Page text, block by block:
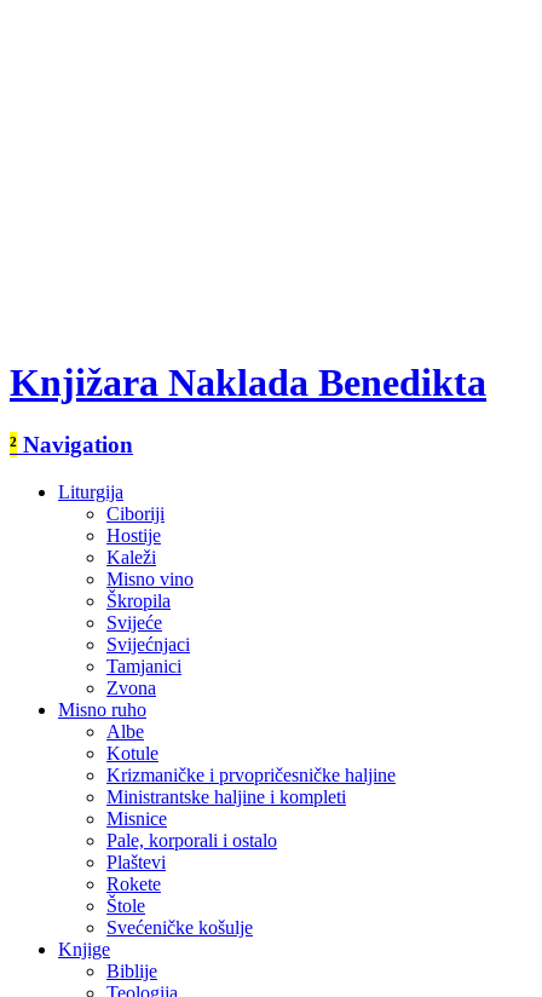
Knjižara Naklada Benedikta
² Navigation
Liturgija
Ciboriji
Hostije
Kaleži
Misno vino
Škropila
Svijeće
Svijećnjaci
Tamjanici
Zvona
Misno ruho
Albe
Kotule
Krizmaničke i prvopričesničke haljine
Ministrantske haljine i kompleti
Misnice
Pale, korporali i ostalo
Plaštevi
Rokete
Štole
Svećeničke košulje
Knjige
Biblije
Teologija